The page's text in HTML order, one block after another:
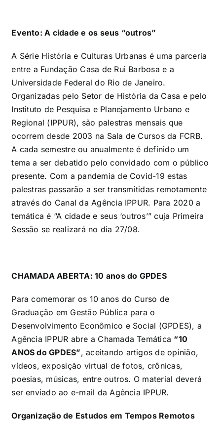
Evento: A cidade e os seus “outros”
A Série História e Culturas Urbanas é uma parceria
entre a Fundação Casa de Rui Barbosa e a
Universidade Federal do Rio de Janeiro.
Organizadas pelo Setor de História da Casa e pelo
Instituto de Pesquisa e Planejamento Urbano e
Regional (IPPUR), são palestras mensais que
ocorrem desde 2003 na Sala de Cursos da FCRB.
A cada semestre ou anualmente é definido um
tema a ser debatido pelo convidado com o público
presente. Com a pandemia de Covid-19 estas
palestras passarão a ser transmitidas remotamente
através do Canal da Agência IPPUR. Para 2020 a
temática é “A cidade e seus ‘outros’” cuja Primeira
Sessão se realizará no dia 27/08.
CHAMADA ABERTA: 10 anos do GPDES
Para comemorar os 10 anos do Curso de
Graduação em Gestão Pública para o
Desenvolvimento Econômico e Social (GPDES), a
Agência IPPUR abre a Chamada Temática “10
ANOS do GPDES”, aceitando artigos de opinião,
vídeos, exposição virtual de fotos, crônicas,
poesias, músicas, entre outros. O material deverá
ser enviado ao e-mail da Agência IPPUR.
Organização de Estudos em Tempos Remotos